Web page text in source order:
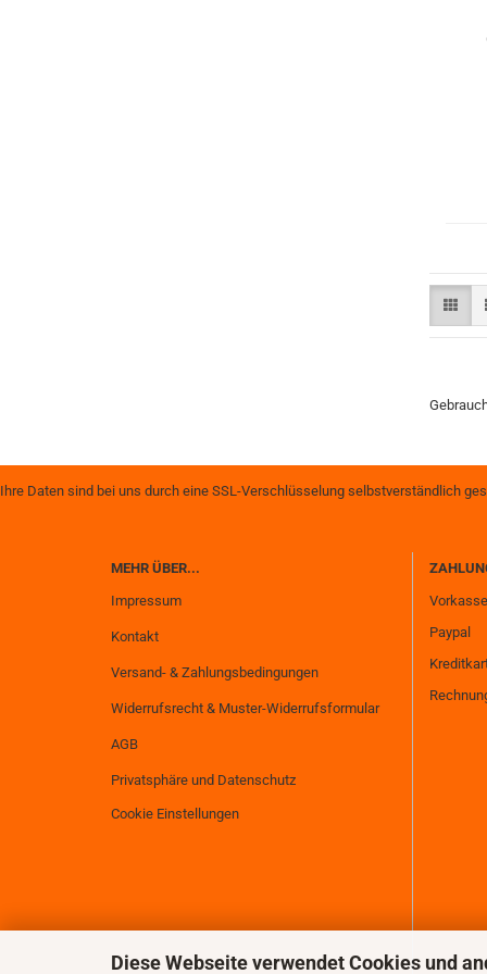
Diese Webseite verwendet Cookies und
Ihre Daten sind bei uns durch eine SSL-Verschlüsselung selbstverständlich
MEHR ÜBER...
Impressum
Kontakt
Versand- & Zahlungsbedingungen
Widerrufsrecht & Muster-Widerrufsformular
AGB
Privatsphäre und Datenschutz
Cookie Einstellungen
Vorkasse
Paypal